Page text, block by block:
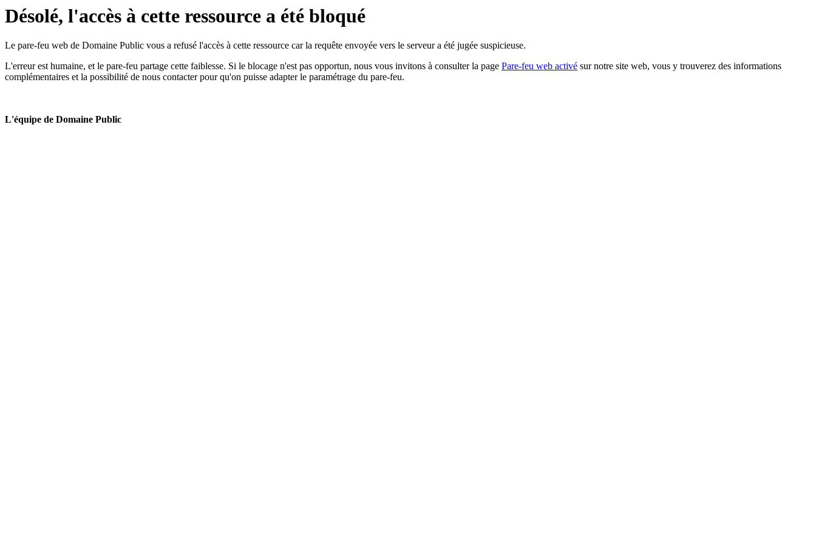
Désolé, l'accès à cette ressource a été bloqué
Le pare-feu web de Domaine Public vous a refusé l'accès à cette ressource car la requête envoyée vers le serveur a été jugée suspicieuse.
L'erreur est humaine, et le pare-feu partage cette faiblesse. Si le blocage n'est pas opportun, nous vous invitons à consulter la page Pare-feu web activé sur notre site web, vous y trouverez des informations
complémentaires et la possibilité de nous contacter pour qu'on puisse adapter le paramétrage du pare-feu.
L'équipe de Domaine Public